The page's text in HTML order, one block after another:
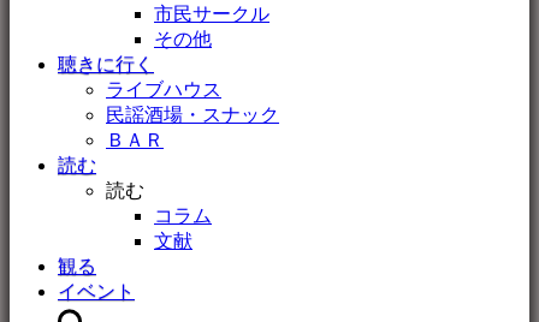
市民サークル
その他
聴きに行く
ライブハウス
民謡酒場・スナック
ＢＡＲ
読む
読む
コラム
文献
観る
イベント